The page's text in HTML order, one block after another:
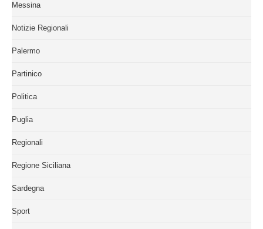
Messina
Notizie Regionali
Palermo
Partinico
Politica
Puglia
Regionali
Regione Siciliana
Sardegna
Sport